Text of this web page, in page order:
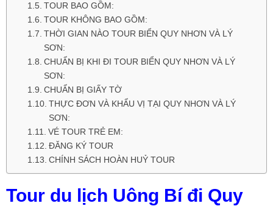
TOUR BAO GỒM:
TOUR KHÔNG BAO GỒM:
THỜI GIAN NÀO TOUR BIỂN QUY NHƠN VÀ LÝ
SƠN:
CHUẨN BỊ KHI ĐI TOUR BIỂN QUY NHƠN VÀ LÝ
SƠN:
CHUẨN BỊ GIẤY TỜ
THỰC ĐƠN VÀ KHẨU VỊ TẠI QUY NHƠN VÀ LÝ
SƠN:
VÉ TOUR TRẺ EM:
ĐĂNG KÝ TOUR
CHÍNH SÁCH HOÀN HUỶ TOUR
Tour du lịch Uông Bí đi Quy